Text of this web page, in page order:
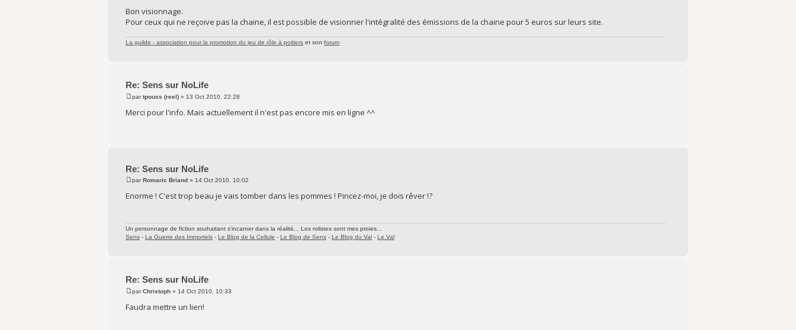
Bon visionnage.
Pour ceux qui ne reçoive pas la chaine, il est possible de visionner l'intégralité des émissions de la chaine pour 5 euros sur leurs site.
La guilde - association pour la promotion du jeu de rôle à poitiers et son forum
Re: Sens sur NoLife
partpouss (reel) » 13 Oct 2010, 22:28
Merci pour l'info. Mais actuellement il n'est pas encore mis en ligne ^^
Re: Sens sur NoLife
parRomaric Briand » 14 Oct 2010, 10:02
Enorme ! C'est trop beau je vais tomber dans les pommes ! Pincez-moi, je dois rêver !?
Un personnage de fiction souhaitant s'incarner dans la réalité... Les rolistes sont mes proies...
Sens - La Guerre des Immortels - Le Blog de la Cellule - Le Blog de Sens - Le Blog du Val - Le Val
Re: Sens sur NoLife
parChristoph » 14 Oct 2010, 10:33
Faudra mettre un lien!